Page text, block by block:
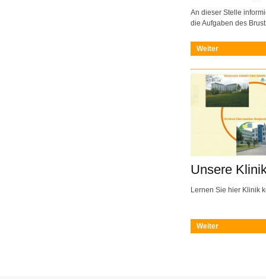
An dieser Stelle
die Aufgaben des
Weiter
Unsere
Lernen Sie hier Klinik
Weiter